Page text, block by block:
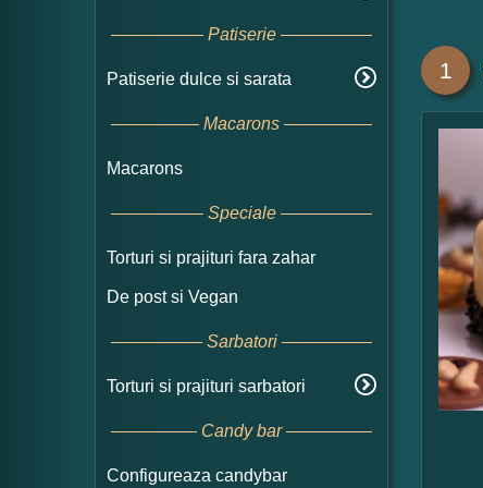
Patiserie
Patiserie dulce si sarata
Macarons
Macarons
Speciale
Torturi si prajituri fara zahar
De post si Vegan
Sarbatori
Torturi si prajituri sarbatori
Candy bar
Configureaza candybar
1